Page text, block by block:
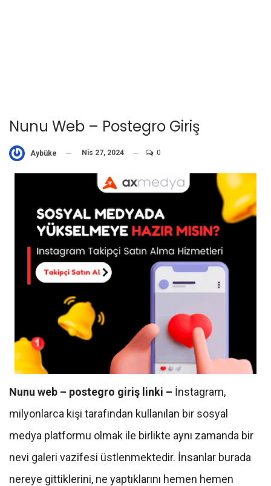
Nunu Web – Postegro Giriş
Aybüke Nis 27, 2024 0
Nunu web – postegro giriş linki – İnstagram,
milyonlarca kişi tarafından kullanılan bir sosyal
medya platformu olmak ile birlikte aynı zamanda bir
nevi galeri vazifesi üstlenmektedir. İnsanlar burada
nereye gittiklerini, ne yaptıklarını hemen hemen